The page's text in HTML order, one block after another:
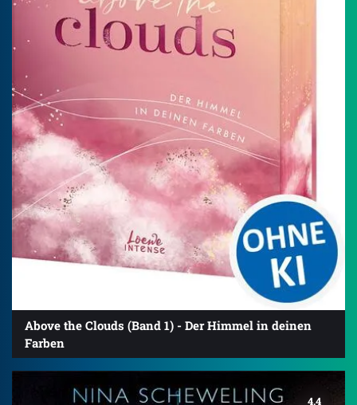
Above the Clouds (Band 1) - Der Himmel in deinen
Farben
4.4